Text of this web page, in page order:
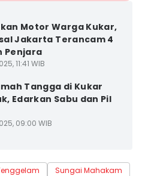
Motor Warga Kukar,
Jakarta Terancam 4
Penjara
11:41 WIB
Tangga di Kukar
Edarkan Sabu dan Pil
09:00 WIB
Sungai Mahakam